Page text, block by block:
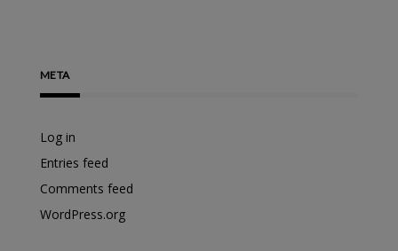
META
Log in
Entries feed
Comments feed
WordPress.org